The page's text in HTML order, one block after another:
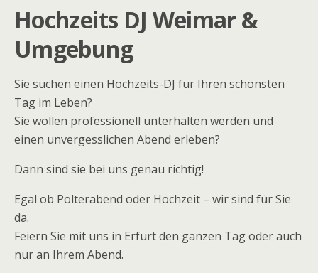
Hochzeits DJ Weimar &
Umgebung
Sie suchen einen Hochzeits-DJ für Ihren schönsten
Tag im Leben?
Sie wollen professionell unterhalten werden und
einen unvergesslichen Abend erleben?
Dann sind sie bei uns genau richtig!
Egal ob Polterabend oder Hochzeit – wir sind für Sie
da.
Feiern Sie mit uns in Erfurt den ganzen Tag oder auch
nur an Ihrem Abend.